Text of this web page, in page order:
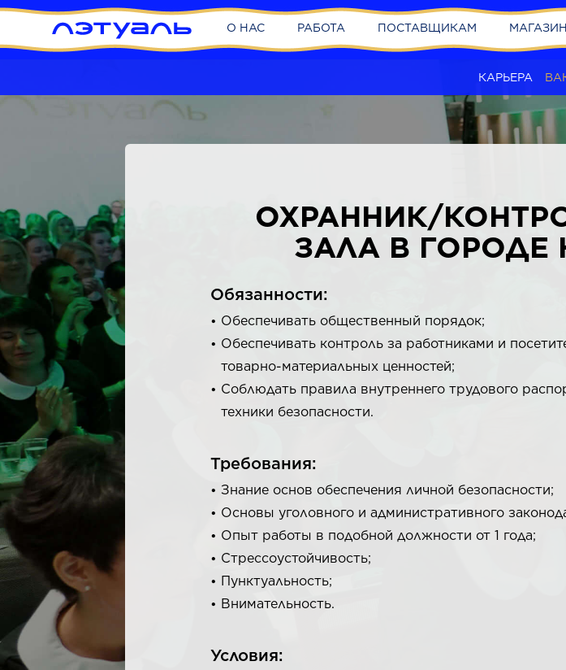
О НАС РАБОТА ПОСТАВЩИКАМ
КАРЬЕРА
ОХРАННИК/
ЗАЛА В ГОРОДЕ
Обязанности:
Обеспечивать общественный порядок;
Обеспечивать контроль за работниками и
товарно-материальных ценностей;
Соблюдать правила внутреннего трудового
техники безопасности.
Требования:
Знание основ обеспечения личной безопасности;
Основы уголовного и административного
Опыт работы в подобной должности от 1 года;
Стрессоустойчивость;
Пунктуальность;
Внимательность.
Условия: